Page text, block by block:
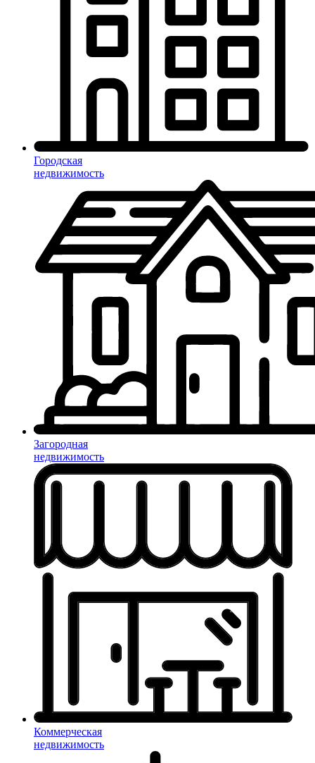
Городская
недвижимость
Загородная
недвижимость
Коммерческая
недвижимость